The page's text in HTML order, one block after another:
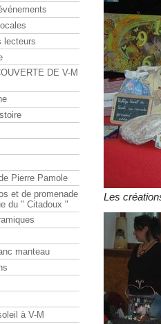
Les
lecteurs
DE V-M
Pierre Pamole
et de promenade
du " Citadoux "
manteau
à V-M